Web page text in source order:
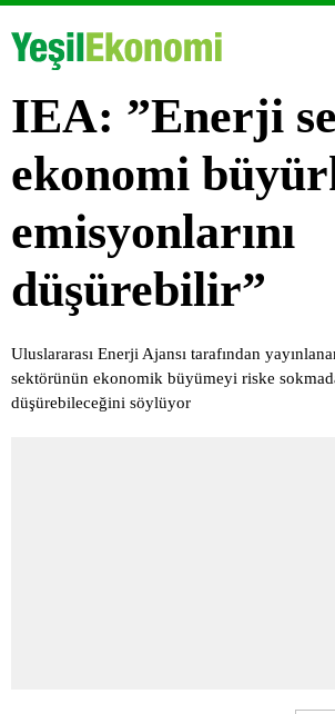
IEA: ”Enerji
ekonomi
emisyonlarını
düşürebilir”
Uluslararası Enerji Ajansı tarafından
sektörünün ekonomik büyümeyi riske
düşürebileceğini söylüyor